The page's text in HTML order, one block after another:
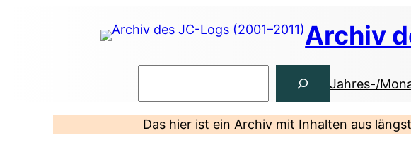
Archiv
Jahres-/
Das hier ist ein Archiv mit Inhalten aus